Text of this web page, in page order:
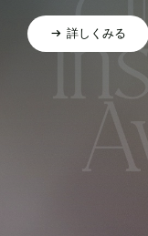
詳しくみる